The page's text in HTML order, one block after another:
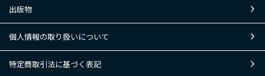
出版物
個人情報の取り扱いについて
特定商取引法に基づく表記